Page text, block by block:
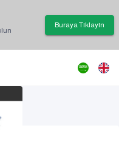
Buraya Tıklayın